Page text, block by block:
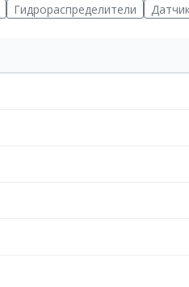
Гидрораспределители